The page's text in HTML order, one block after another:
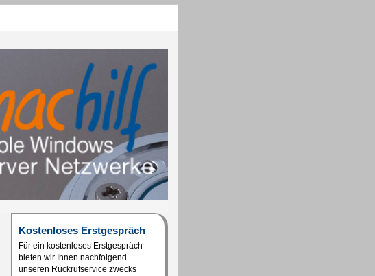
Kostenloses Erstgespräch
Für ein kostenloses Erstgespräch
bieten wir Ihnen nachfolgend
unseren Rückrufservice zwecks